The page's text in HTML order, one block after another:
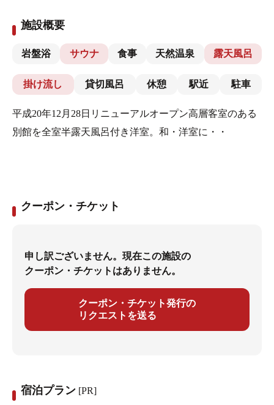
施設概要
岩盤浴 サウナ 食事 天然温泉 露天風呂
掛け流し 貸切風呂 休憩 駅近 駐車
平成20年12月28日リニューアルオープン高層客室のある
別館を全室半露天風呂付き洋室。和・洋室に・・
クーポン・チケット
申し訳ございません。現在この施設の
クーポン・チケットはありません。
クーポン・チケット発行の
リクエストを送る
宿泊プラン [PR]